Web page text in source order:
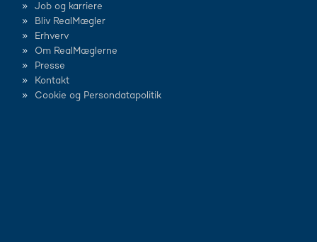
Job og karriere
Bliv RealMægler
Erhverv
Om RealMæglerne
Presse
Kontakt
Cookie og Persondatapolitik